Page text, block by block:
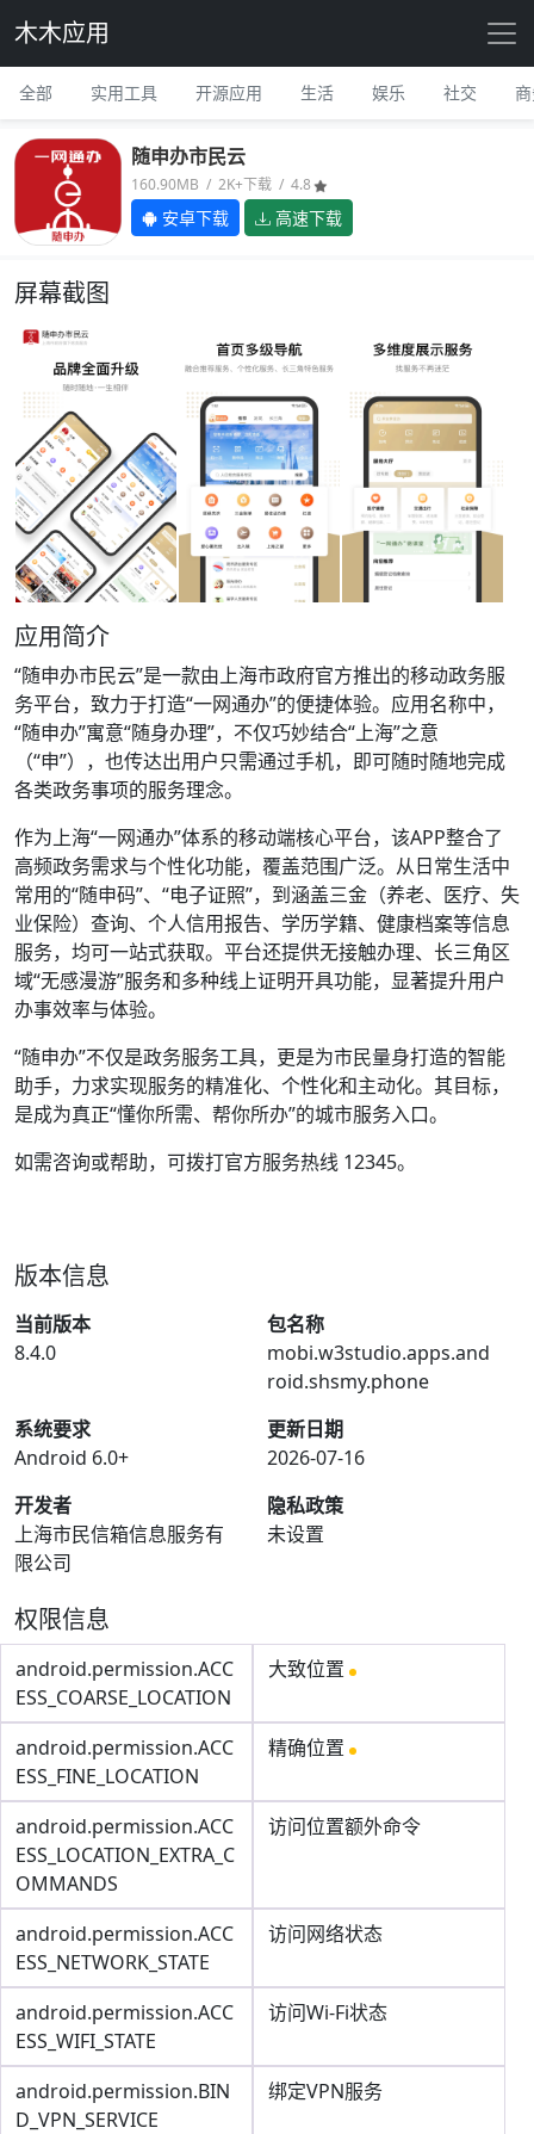
木木应用
全部 实用工具 开源应用 生活 娱乐 社交
随申办市民云
160.90MB / 2K+下载 / 4.8
安卓下载 高速下载
屏幕截图
应用简介
“随申办市民云”是一款由上海市政府官方推出的移动政务服
务平台，致力于打造“一网通办”的便捷体验。应用名称中，
“随申办”寓意“随身办理”，不仅巧妙结合“上海”之意
（“申”），也传达出用户只需通过手机，即可随时随地完成
各类政务事项的服务理念。
作为上海“一网通办”体系的移动端核心平台，该APP整合了
高频政务需求与个性化功能，覆盖范围广泛。从日常生活中
常用的“随申码”、“电子证照”，到涵盖三金（养老、医疗、失
业保险）查询、个人信用报告、学历学籍、健康档案等信息
服务，均可一站式获取。平台还提供无接触办理、长三角区
域“无感漫游”服务和多种线上证明开具功能，显著提升用户
办事效率与体验。
“随申办”不仅是政务服务工具，更是为市民量身打造的智能
助手，力求实现服务的精准化、个性化和主动化。其目标，
是成为真正“懂你所需、帮你所办”的城市服务入口。
如需咨询或帮助，可拨打官方服务热线 12345。
版本信息
当前版本
8.4.0
包名称
mobi.w3studio.apps.and
roid.shsmy.phone
系统要求
Android 6.0+
更新日期
2026-07-16
开发者
上海市民信箱信息服务有
限公司
隐私政策
未设置
权限信息
android.permission.ACC
ESS_COARSE_LOCATION
大致位置
android.permission.ACC
ESS_FINE_LOCATION
精确位置
android.permission.ACC
ESS_LOCATION_EXTRA_C
OMMANDS
访问位置额外命令
android.permission.ACC
ESS_NETWORK_STATE
访问网络状态
android.permission.ACC
ESS_WIFI_STATE
访问Wi-Fi状态
android.permission.BIN
D_VPN_SERVICE
绑定VPN服务